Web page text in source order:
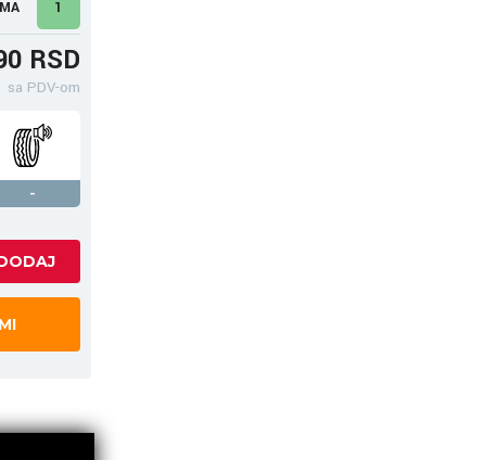
1
RSD
sa PDV-om
-